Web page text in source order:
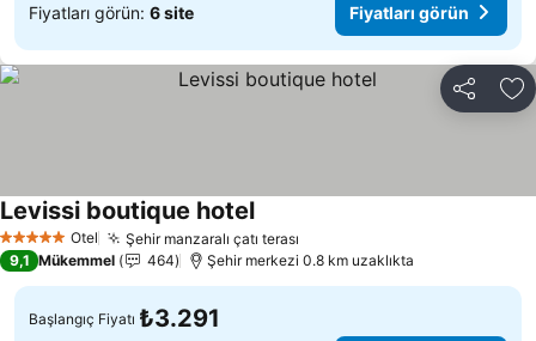
Fiyatları görün: 6 site Fiyatları görün
Paylaş
5 Yıldız Otel Şehir manzaralı çatı terası
Levissi boutique hotelFiyatları görün
9,1 Mükemmel 464 Şehir merkezi 0.8 km uzaklıkta
Başlangıç Fiyatı ₺3.291